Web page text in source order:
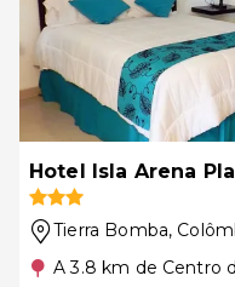
Hotel Isla Arena
Tierra Bomba,
A 3.8 km de Centro